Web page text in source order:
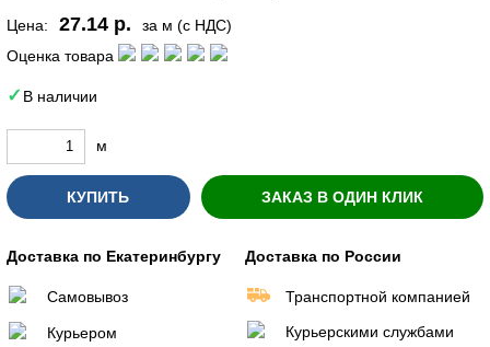
Цена: 27.14 р.
за м (с НДС)
Оценка товара
В наличии
м
КУПИТЬ ЗАКАЗ В ОДИН КЛИК
Доставка по Екатеринбургу
Самовывоз
Курьером
Доставка по России
Транспортной компанией
Курьерскими службами